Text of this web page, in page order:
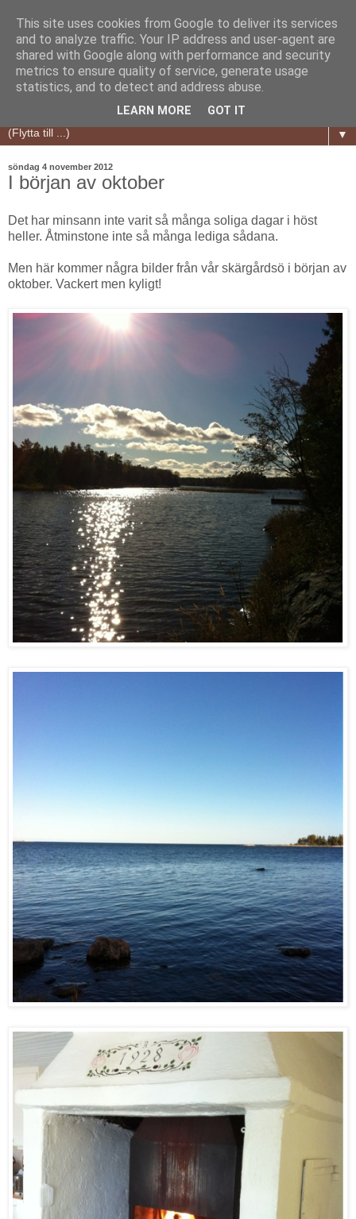
▼
söndag 4 november 2012
I början av oktober
Det har minsann inte varit så många soliga dagar i höst
heller. Åtminstone inte så många lediga sådana.
Men här kommer några bilder från vår skärgårdsö i början av
oktober. Vackert men kyligt!
This site uses cookies from Google to deliver its services
and to analyze traffic. Your IP address and user-agent are
shared with Google along with performance and security
metrics to ensure quality of service, generate usage
statistics, and to detect and address abuse.
LEARN MORE GOT IT